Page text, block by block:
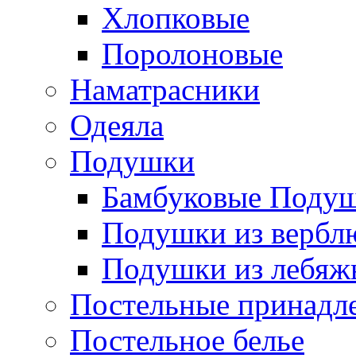
Хлопковые
Поролоновые
Наматрасники
Одеяла
Подушки
Бамбуковые
Подушки из
Подушки из
Постельные
Постельное белье